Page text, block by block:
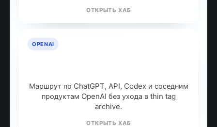
ОТКРЫТЬ ХАБ
OPENAI
Маршрут по ChatGPT, API, Codex и соседним
продуктам OpenAI без ухода в thin tag
archive.
ОТКРЫТЬ ХАБ